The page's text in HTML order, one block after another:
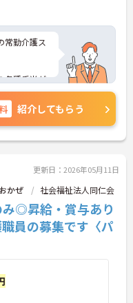
常勤介護ス
各種手当が
能です！
、さらに詳
ださい。
紹介してもらう
更新日：2026年05月11日
かぜ 社会福祉法人同仁会
み◎昇給・賞与あり
員の募集です〈パ